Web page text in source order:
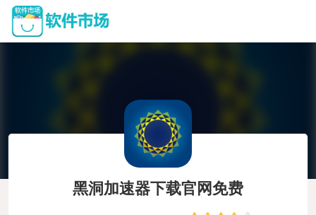
黑洞加速器下载官网免费